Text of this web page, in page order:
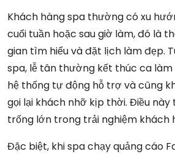
Khách hàng spa thường có xu
cuối tuần hoặc sau giờ làm, đó là
gian tìm hiểu và đặt lịch làm đẹp.
spa, lễ tân thường kết thúc ca làm
hệ thống tự động hỗ trợ và cũng
gọi lại khách nhỡ kịp thời. Điều
trống lớn trong trải nghiệm khách
Đặc biệt, khi spa chạy quảng cáo